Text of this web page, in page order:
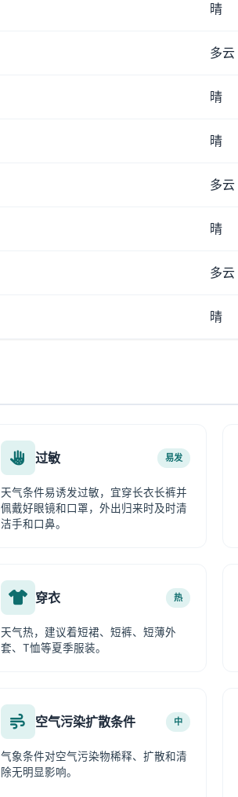
晴
多云
晴
晴
多云
晴
多云
晴
过敏 易发
天气条件易诱发过敏，宜穿长衣长裤并
佩戴好眼镜和口罩，外出归来时及时清
洁手和口鼻。
穿衣 热
天气热，建议着短裙、短裤、短薄外
套、T恤等夏季服装。
空气污染扩散条件 中
气象条件对空气污染物稀释、扩散和清
除无明显影响。